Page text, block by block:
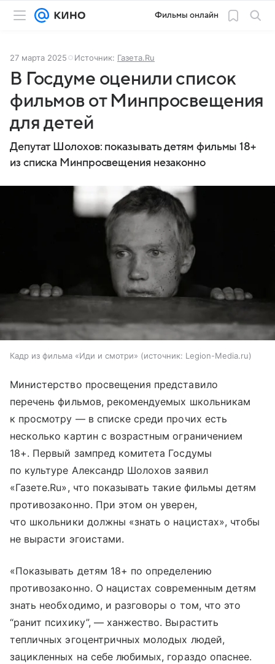
Фильмы онлайн
27 марта 2025 Источник: Газета.Ru
В Госдуме оценили список
фильмов от Минпросвещения
для детей
Депутат Шолохов: показывать детям фильмы 18+
из списка Минпросвещения незаконно
Кадр из фильма «Иди и смотри» источник: Legion-Media.ru
Министерство просвещения представило
перечень фильмов, рекомендуемых школьникам
к просмотру — в списке среди прочих есть
несколько картин с возрастным ограничением
18+. Первый зампред комитета Госдумы
по культуре Александр Шолохов заявил
«Газете.Ru», что показывать такие фильмы детям
противозаконно. При этом он уверен,
что школьники должны «знать о нацистах», чтобы
не вырасти эгоистами.
«Показывать детям 18+ по определению
противозаконно. О нацистах современным детям
знать необходимо, и разговоры о том, что это
“ранит психику”, — ханжество. Вырастить
тепличных эгоцентричных молодых людей,
зацикленных на себе любимых, гораздо опаснее.